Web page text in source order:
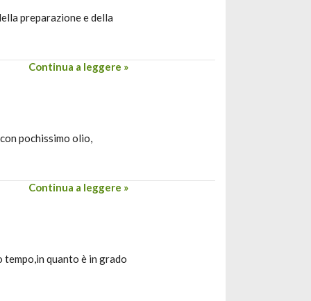
preparazione e della
Continua a leggere »
pochissimo olio,
Continua a leggere »
tempo,in quanto è in grado